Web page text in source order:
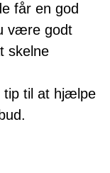
får en god
være godt
skelne
tip til at hjælpe